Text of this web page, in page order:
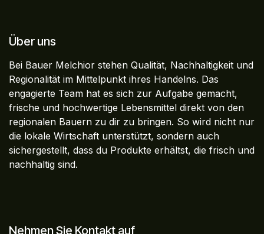
Über uns
Bei Bauer Melchior stehen Qualität, Nachhaltigkeit und
Regionalität im Mittelpunkt ihres Handelns. Das
engagierte Team hat es sich zur Aufgabe gemacht,
frische und hochwertige Lebensmittel direkt von den
regionalen Bauern zu dir zu bringen. So wird nicht nur
die lokale Wirtschaft unterstützt, sondern auch
sichergestellt, dass du Produkte erhältst, die frisch und
nachhaltig sind.
Nehmen Sie Kontakt auf